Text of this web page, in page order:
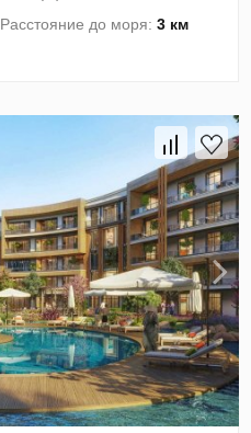
Расстояние до моря:3 км